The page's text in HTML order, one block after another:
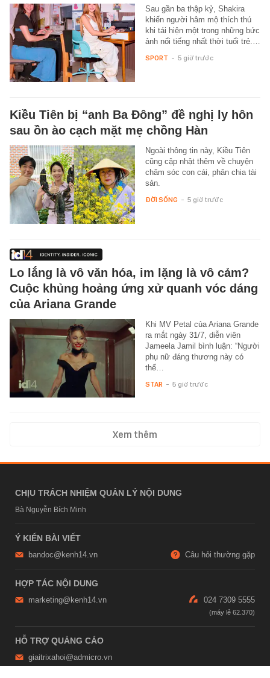
Sau gần ba thập kỷ, Shakira
khiến người hâm mộ thích thú
khi tái hiện một trong những bức
ảnh nổi tiếng nhất thời tuổi trẻ.…
SPORT - 5 giờ trước
Kiều Tiên bị “anh Ba Đông” đề nghị ly hôn
sau ồn ào cạch mặt mẹ chồng Hàn
Ngoài thông tin này, Kiều Tiên
cũng cập nhật thêm về chuyện
chăm sóc con cái, phân chia tài
sản.
ĐỜI SỐNG - 5 giờ trước
Lo lắng là vô văn hóa, im lặng là vô cảm?
Cuộc khủng hoảng ứng xử quanh vóc dáng
của Ariana Grande
Khi MV Petal của Ariana Grande
ra mắt ngày 31/7, diễn viên
Jameela Jamil bình luận: “Người
phụ nữ đáng thương này có
thể…
STAR - 5 giờ trước
Xem thêm
CHỊU TRÁCH NHIỆM QUẢN LÝ NỘI DUNG
Bà Nguyễn Bích Minh
Ý KIẾN BÀI VIẾT
bandoc@kenh14.vn Câu hỏi thường gặp
HỢP TÁC NỘI DUNG
marketing@kenh14.vn 024 7309 5555
HỖ TRỢ QUẢNG CÁO
giaitrixahoi@admicro.vn